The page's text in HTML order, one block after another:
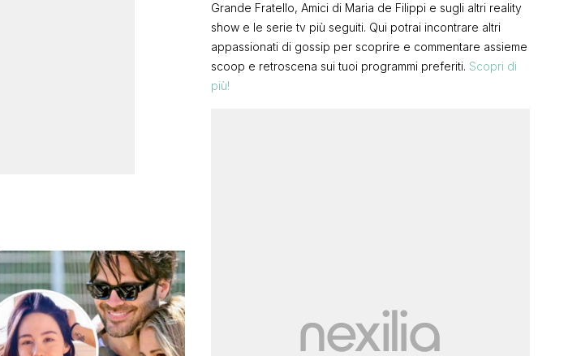
Grande Fratello, Amici di Maria de Filippi e sugli altri reality
show e le serie tv più seguiti. Qui potrai incontrare altri
appassionati di gossip per scoprire e commentare assieme
scoop e retroscena sui tuoi programmi preferiti. Scopri di
più!